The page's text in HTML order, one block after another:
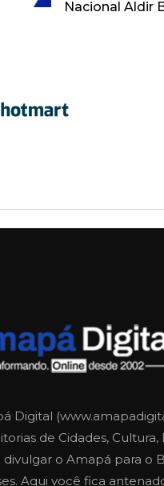
Nacional Aldir
Digital
de Cidades,
divulgar o Amapá para o
Aqui você fica